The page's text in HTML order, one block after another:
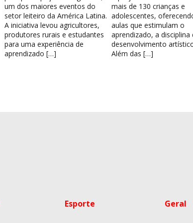
um dos maiores eventos do
setor leiteiro da América Latina.
A iniciativa levou agricultores,
produtores rurais e estudantes
para uma experiência de
aprendizado […]
mais de 130 crianças e
adolescentes,
aulas que estimulam o
aprendizado, a disciplina
desenvolvimento
Além das […]
Esporte Geral